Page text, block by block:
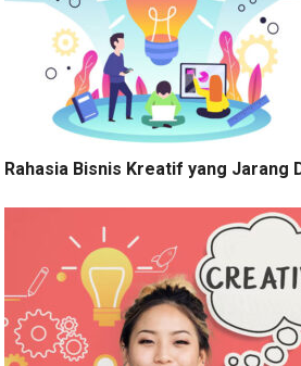
Rahasia Bisnis Kreatif yang Jarang